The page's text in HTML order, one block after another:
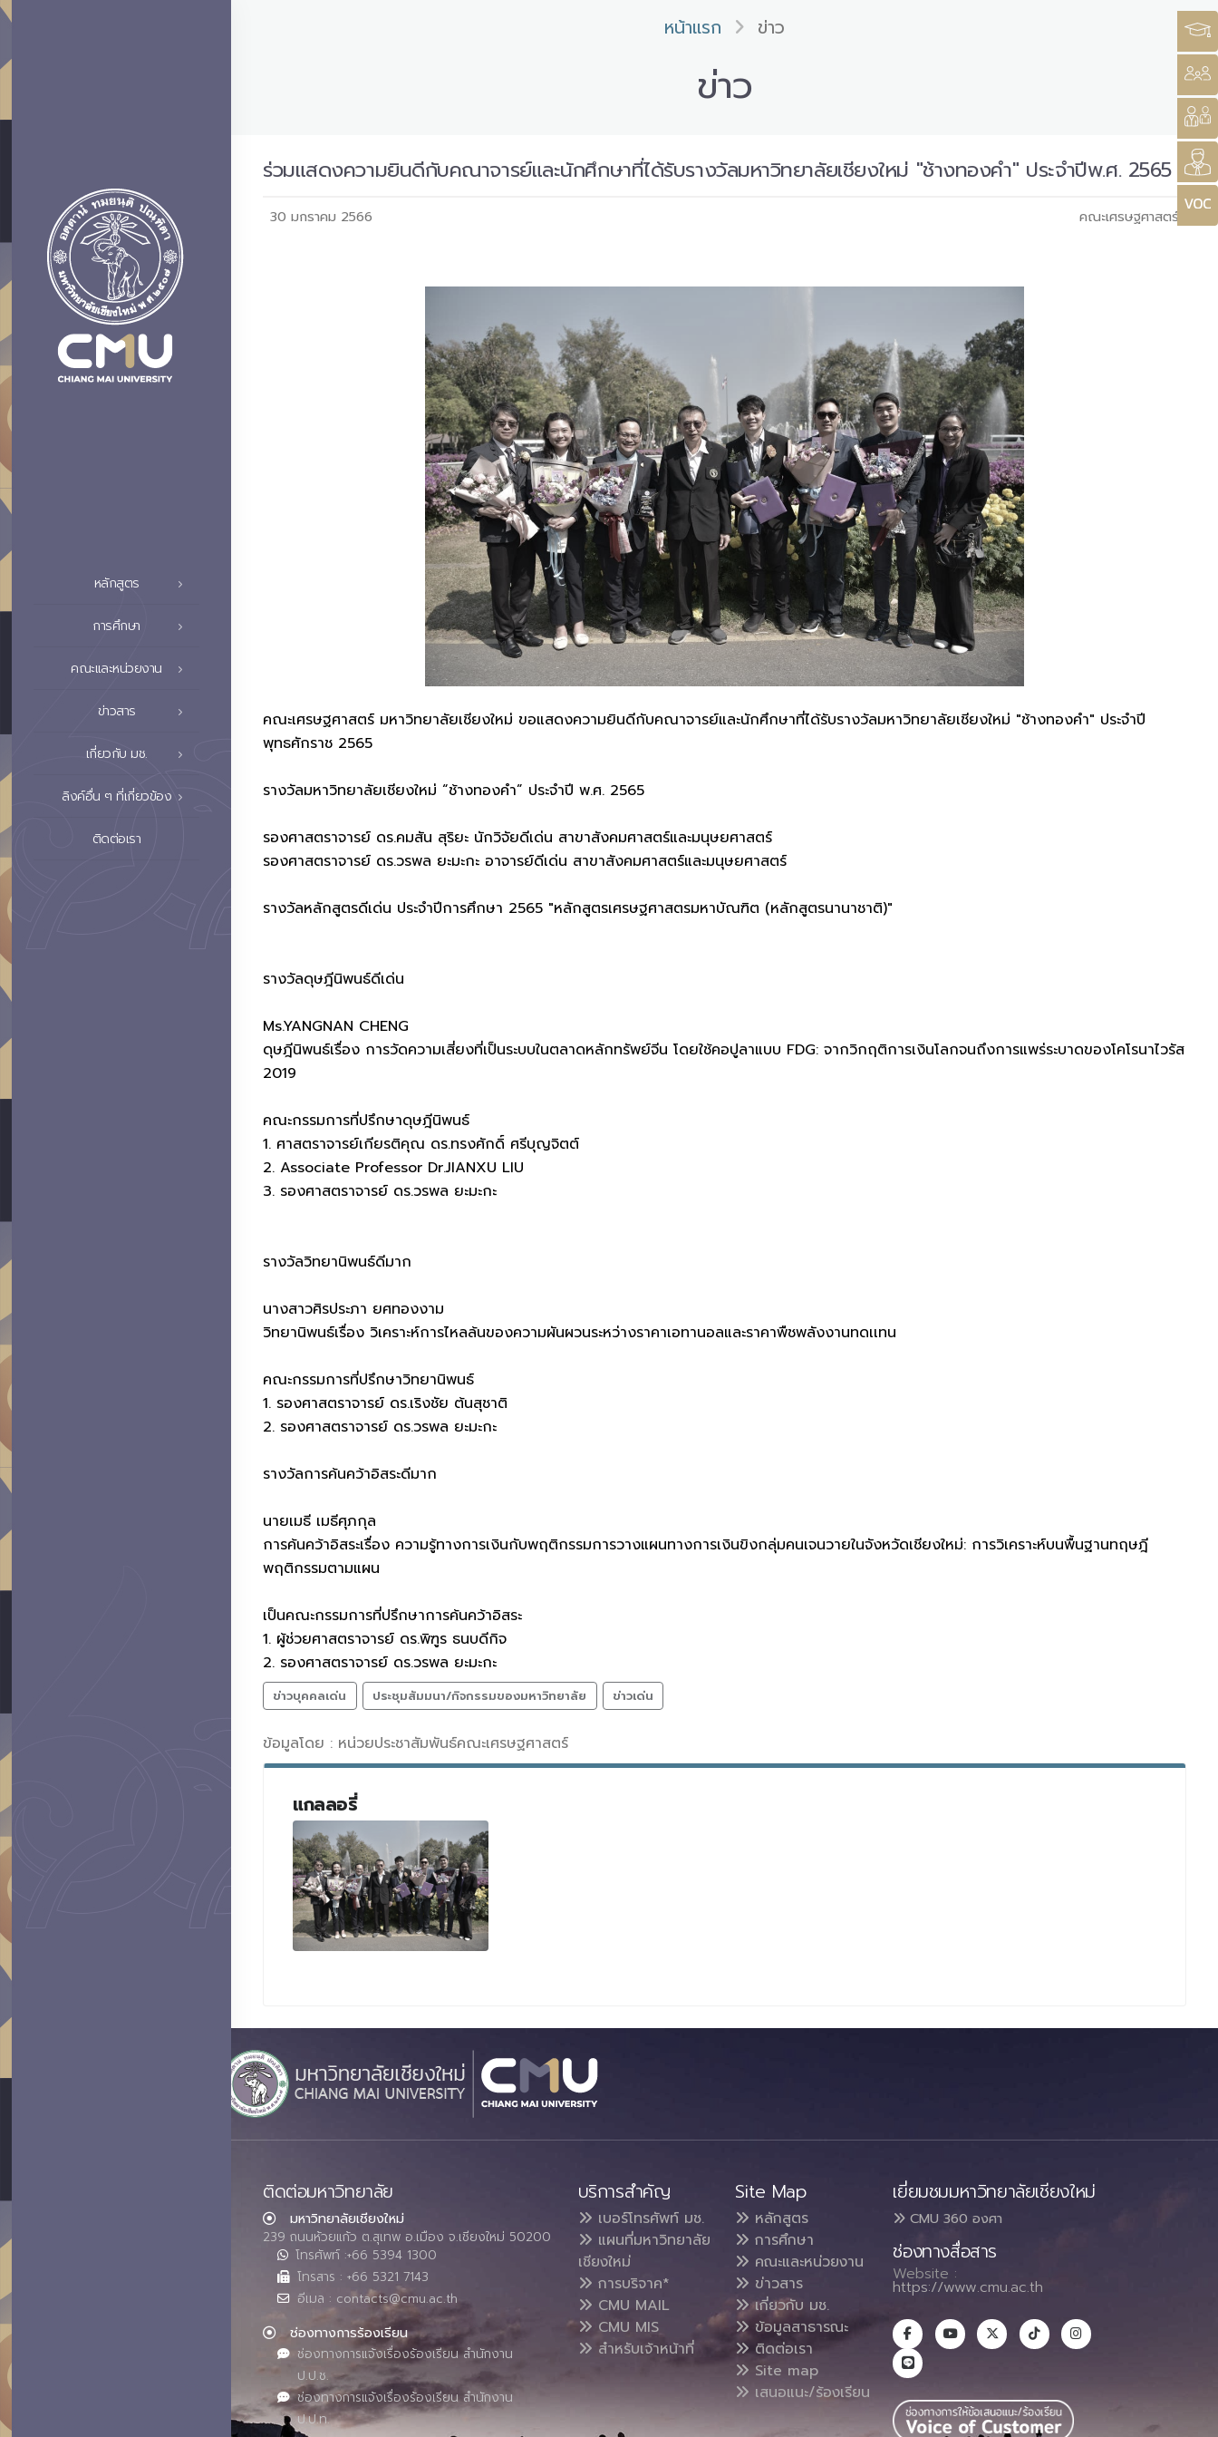
หลักสูตร
การศึกษา
คณะและหน่วยงาน
ข่าวสาร
เกี่ยวกับ มช.
ลิงค์อื่น ๆ ที่เกี่ยวข้อง
ติดต่อเรา
หน้าแรก ข่าว
ข่าว
ร่วมแสดงความยินดีกับคณาจารย์และนักศึกษาที่ได้รับรางวัลมหาวิทยาลัยเชียงใหม่ "ช้างทองคำ" ประจำปีพ.ศ. 2565
30 มกราคม 2566 คณะเศรษฐศาสตร์
คณะเศรษฐศาสตร์ มหาวิทยาลัยเชียงใหม่ ขอแสดงความยินดีกับคณาจารย์และนักศึกษาที่ได้รับรางวัลมหาวิทยาลัยเชียงใหม่ "ช้างทองคำ" ประจำปี
พุทธศักราช 2565
รางวัลมหาวิทยาลัยเชียงใหม่ “ช้างทองคำ” ประจำปี พ.ศ. 2565
รองศาสตราจารย์ ดร.คมสัน สุริยะ นักวิจัยดีเด่น สาขาสังคมศาสตร์และมนุษยศาสตร์
รองศาสตราจารย์ ดร.วรพล ยะมะกะ อาจารย์ดีเด่น สาขาสังคมศาสตร์และมนุษยศาสตร์
รางวัลหลักสูตรดีเด่น ประจำปีการศึกษา 2565 "หลักสูตรเศรษฐศาสตรมหาบัณฑิต (หลักสูตรนานาชาติ)"
รางวัลดุษฎีนิพนธ์ดีเด่น
Ms.YANGNAN CHENG
ดุษฎีนิพนธ์เรื่อง การวัดความเสี่ยงที่เป็นระบบในตลาดหลักทรัพย์จีน โดยใช้คอปูลาแบบ FDG: จากวิกฤติการเงินโลกจนถึงการแพร่ระบาดของโคโรนาไวรัส
2019
คณะกรรมการที่ปรึกษาดุษฎีนิพนธ์
1. ศาสตราจารย์เกียรติคุณ ดร.ทรงศักดิ์ ศรีบุญจิตต์
2. Associate Professor Dr.JIANXU LIU
3. รองศาสตราจารย์ ดร.วรพล ยะมะกะ
รางวัลวิทยานิพนธ์ดีมาก
นางสาวศิรประภา ยศทองงาม
วิทยานิพนธ์เรื่อง วิเคราะห์การไหลล้นของความผันผวนระหว่างราคาเอทานอลและราคาพืชพลังงานทดเเทน
คณะกรรมการที่ปรึกษาวิทยานิพนธ์
1. รองศาสตราจารย์ ดร.เริงชัย ต้นสุชาติ
2. รองศาสตราจารย์ ดร.วรพล ยะมะกะ
รางวัลการค้นคว้าอิสระดีมาก
นายเมธี เมธีศุภกุล
การค้นคว้าอิสระเรื่อง ความรู้ทางการเงินกับพฤติกรรมการวางแผนทางการเงินขิงกลุ่มคนเจนวายในจังหวัดเชียงใหม่: การวิเคราะห์บนพื้นฐานทฤษฎี
พฤติกรรมตามแผน
เป็นคณะกรรมการที่ปรึกษาการค้นคว้าอิสระ
1. ผู้ช่วยศาสตราจารย์ ดร.พิฑูร ธนบดีกิจ
2. รองศาสตราจารย์ ดร.วรพล ยะมะกะ
ข่าวบุคคลเด่น ประชุมสัมมนา/กิจกรรมของมหาวิทยาลัย ข่าวเด่น
ข้อมูลโดย : หน่วยประชาสัมพันธ์คณะเศรษฐศาสตร์
แกลลอรี่
ติดต่อมหาวิทยาลัย
มหาวิทยาลัยเชียงใหม่
239 ถนนห้วยแก้ว ต.สุเทพ อ.เมือง จ.เชียงใหม่ 50200
โทรศัพท์ :+66 5394 1300
โทรสาร : +66 5321 7143
อีเมล : contacts@cmu.ac.th
ช่องทางการร้องเรียน
ช่องทางการแจ้งเรื่องร้องเรียน สำนักงาน
ป.ป.ช.
ช่องทางการแจ้งเรื่องร้องเรียน สำนักงาน
ป.ป.ท.
บริการสำคัญ
เบอร์โทรศัพท์ มช.
แผนที่มหาวิทยาลัย
เชียงใหม่
การบริจาค*
CMU MAIL
CMU MIS
สำหรับเจ้าหน้าที่
Site Map
หลักสูตร
การศึกษา
คณะและหน่วยงาน
ข่าวสาร
เกี่ยวกับ มช.
ข้อมูลสาธารณะ
ติดต่อเรา
Site map
เสนอแนะ/ร้องเรียน
เยี่ยมชมมหาวิทยาลัยเชียงใหม่
CMU 360 องศา
ช่องทางสื่อสาร
Website :
https://www.cmu.ac.th